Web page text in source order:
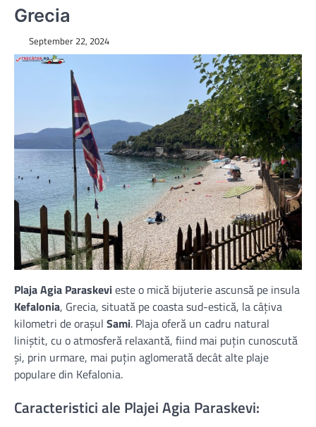
Grecia
September 22, 2024
Plaja Agia Paraskevieste o mică bijuterie ascunsă pe insula
Kefalonia, Grecia, situată pe coasta sud-estică, la câțiva
kilometri de orașul Sami. Plaja oferă un cadru natural
liniștit, cu o atmosferă relaxantă, fiind mai puțin cunoscută
și, prin urmare, mai puțin aglomerată decât alte plaje
populare din Kefalonia.
Caracteristici ale Plajei Agia Paraskevi: